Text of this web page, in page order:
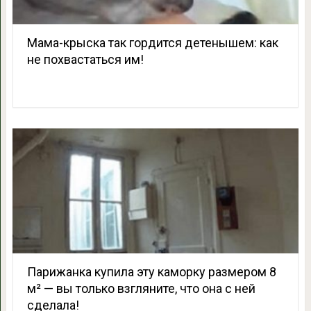
Мама-крыска так гордится детенышем: как
не похвастаться им!
Парижанка купила эту каморку размером 8
м² — вы только взгляните, что она с ней
сделала!